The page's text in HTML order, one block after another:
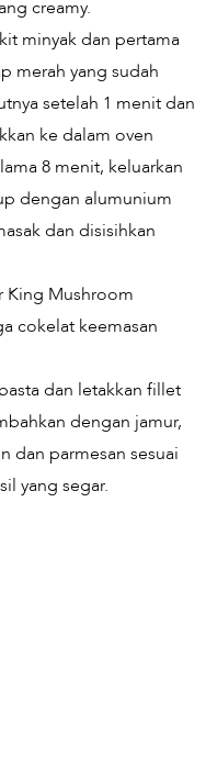
creamy.
minyak dan pertama
merah yang sudah
setelah 1 menit dan
ke dalam oven
8 menit, keluarkan
dengan alumunium
dan disisihkan
King Mushroom
cokelat keemasan
dan letakkan fillet
dengan jamur,
dan parmesan sesuai
yang segar.